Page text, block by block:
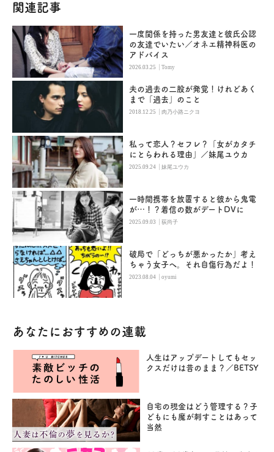
関連記事
一度関係を持った男友達と彼氏公認
の友達でいたい／オネエ精神科医の
アドバイス
2026.03.25 |Tomy
夫の過去の二股が発覚！けれどあく
まで「過去」のこと
2018.12.25 |肉乃小路ニクヨ
私って恋人？セフレ？「女がカタチ
にとらわれる理由」／妹尾ユウカ
2025.09.24 |妹尾ユウカ
一時間携帯を放置すると彼から鬼電
が…！？着信の数がデートDVに
2025.09.03 |荻尚子
破局で「どっちが悪かったか」考え
ちゃう女子へ。それ自傷行為だよ！
2023.08.04 |oyumi
あなたにおすすめの連載
人生はアップデートしてもセッ
クスだけは昔のまま？／BETSY
自宅の現金はどう管理する？子
どもにも魔が刺すことはあって
当然